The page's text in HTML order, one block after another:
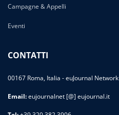
Campagne & Appelli
Eventi
CONTATTI
00167 Roma, Italia - euJournal Network
Email:eujournalnet [@] eujournal.it